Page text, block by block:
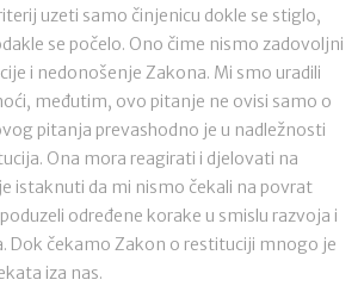
uzeti samo činjenicu dokle se stiglo,
se počelo. Ono čime nismo zadovoljni
i nedonošenje Zakona. Mi smo uradili
međutim, ovo pitanje ne ovisi samo o
pitanja prevashodno je u nadležnosti
Ona mora reagirati i djelovati na
istaknuti da mi nismo čekali na povrat
određene korake u smislu razvoja i
Dok čekamo Zakon o restituciji mnogo je
iza nas.